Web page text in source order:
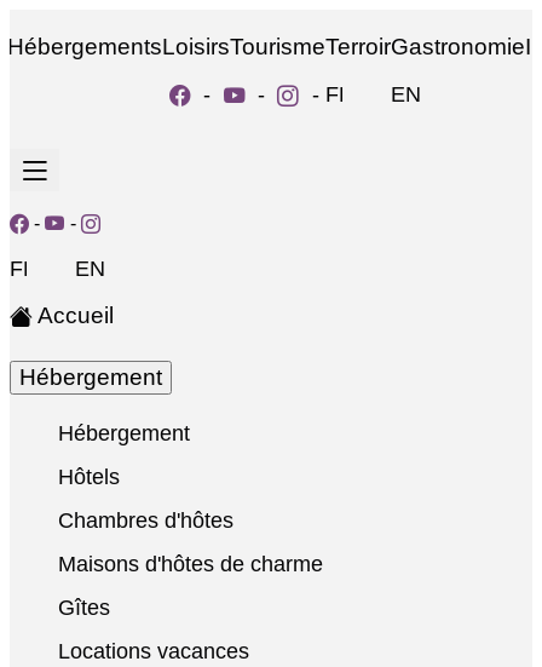
HébergementsLoisirsTourismeTerroirGastronomie
- - - FR EN
- -
FR EN
Accueil
Hébergement
Hébergement
Hôtels
Chambres d'hôtes
Maisons d'hôtes de charme
Gîtes
Locations vacances